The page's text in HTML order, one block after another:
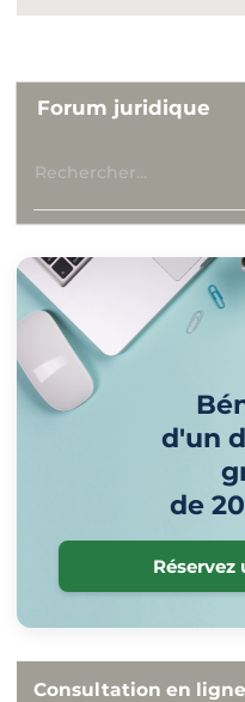
Forum juridique
d'un
de
Réservez
Consultation en ligne